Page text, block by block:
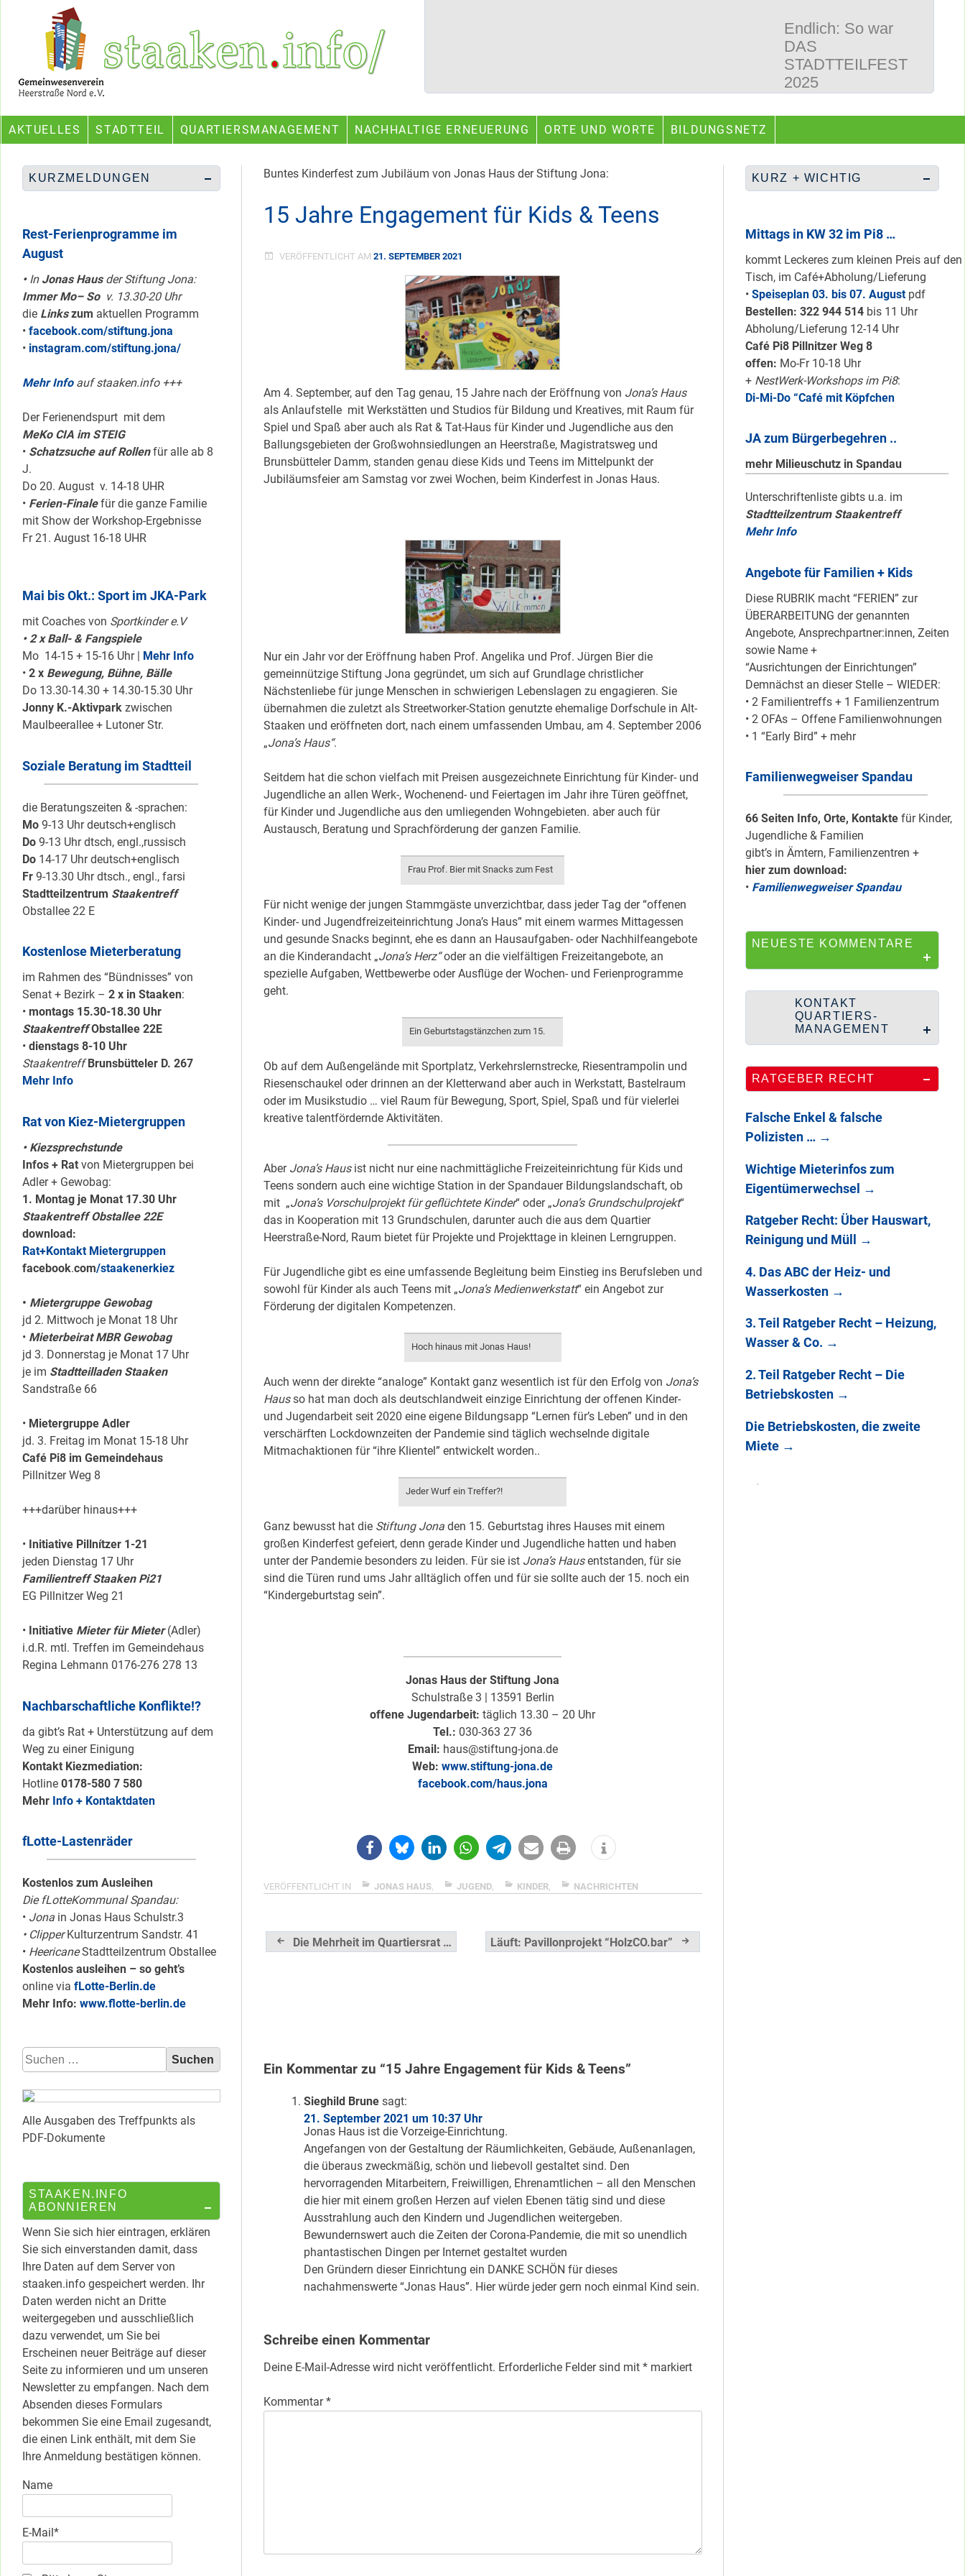
Ein Projekt des Gemeinwesenvereins Heerstraße Nord
AKTUELLES STADTTEIL QUARTIERSMANAGEMENT NACHHALTIGE ERNEUERUNG ORTE UND WORTE BILDUNGSNETZ
Buntes Kinderfest zum Jubiläum von Jonas Haus der Stiftung Jona:
15 Jahre Engagement für Kids & Teens
VERÖFFENTLICHT AM 21. SEPTEMBER 2021
Am 4. September, auf den Tag genau, 15 Jahre nach der Eröffnung von Jona’s Haus
als Anlaufstelle mit Werkstätten und Studios für Bildung und Kreatives, mit Raum für
Spiel und Spaß aber auch als Rat & Tat-Haus für Kinder und Jugendliche aus den
Ballungsgebieten der Großwohnsiedlungen an Heerstraße, Magistratsweg und
Brunsbütteler Damm, standen genau diese Kids und Teens im Mittelpunkt der
Jubiläumsfeier am Samstag vor zwei Wochen, beim Kinderfest in Jonas Haus.
Nur ein Jahr vor der Eröffnung haben Prof. Angelika und Prof. Jürgen Bier die
gemeinnützige Stiftung Jona gegründet, um sich auf Grundlage christlicher
Nächstenliebe für junge Menschen in schwierigen Lebenslagen zu engagieren. Sie
übernahmen die zuletzt als Streetworker-Station genutzte ehemalige Dorfschule in Alt-
Staaken und eröffneten dort, nach einem umfassenden Umbau, am 4. September 2006
„Jona’s Haus“.
Seitdem hat die schon vielfach mit Preisen ausgezeichnete Einrichtung für Kinder- und
Jugendliche an allen Werk-, Wochenend- und Feiertagen im Jahr ihre Türen geöffnet,
für Kinder und Jugendliche aus den umliegenden Wohngebieten. aber auch für
Austausch, Beratung und Sprachförderung der ganzen Familie.
Frau Prof. Bier mit Snacks zum Fest
Für nicht wenige der jungen Stammgäste unverzichtbar, dass jeder Tag der “offenen
Kinder- und Jugendfreizeiteinrichtung Jona’s Haus” mit einem warmes Mittagessen
und gesunde Snacks beginnt, ehe es dann an Hausaufgaben- oder Nachhilfeangebote
an die Kinderandacht „Jona’s Herz“oder an die vielfältigen Freizeitangebote, an
spezielle Aufgaben, Wettbewerbe oder Ausflüge der Wochen- und Ferienprogramme
geht.
Ein Geburtstagstänzchen zum 15.
Ob auf dem Außengelände mit Sportplatz, Verkehrslernstrecke, Riesentrampolin und
Riesenschaukel oder drinnen an der Kletterwand aber auch in Werkstatt, Bastelraum
oder im Musikstudio … viel Raum für Bewegung, Sport, Spiel, Spaß und für vielerlei
kreative talentfördernde Aktivitäten.
Aber Jona’s Hausist nicht nur eine nachmittägliche Freizeiteinrichtung für Kids und
Teens sondern auch eine wichtige Station in der Spandauer Bildungslandschaft, ob
mit „Jona’s Vorschulprojekt für geflüchtete Kinder“ oder „Jona’s Grundschulprojekt“
das in Kooperation mit 13 Grundschulen, darunter auch die aus dem Quartier
Heerstraße-Nord, Raum bietet für Projekte und Projekttage in kleinen Lerngruppen.
Für Jugendliche gibt es eine umfassende Begleitung beim Einstieg ins Berufsleben und
sowohl für Kinder als auch Teens mit „Jona’s Medienwerkstatt“ ein Angebot zur
Förderung der digitalen Kompetenzen.
Hoch hinaus mit Jonas Haus!
Auch wenn der direkte “analoge” Kontakt ganz wesentlich ist für den Erfolg von Jona’s
Hausso hat man doch als deutschlandweit einzige Einrichtung der offenen Kinder-
und Jugendarbeit seit 2020 eine eigene Bildungsapp “Lernen für’s Leben” und in den
verschärften Lockdownzeiten der Pandemie sind täglich wechselnde digitale
Mitmachaktionen für “ihre Klientel” entwickelt worden..
Jeder Wurf ein Treffer?!
Ganz bewusst hat die Stiftung Jonaden 15. Geburtstag ihres Hauses mit einem
großen Kinderfest gefeiert, denn gerade Kinder und Jugendliche hatten und haben
unter der Pandemie besonders zu leiden. Für sie ist Jona’s Hausentstanden, für sie
sind die Türen rund ums Jahr alltäglich offen und für sie sollte auch der 15. noch ein
“Kindergeburtstag sein”.
Jonas Haus der Stiftung Jona
Schulstraße 3 | 13591 Berlin
offene Jugendarbeit: täglich 13.30 – 20 Uhr
Tel.: 030-363 27 36
Email: haus@stiftung-jona.de
Web: www.stiftung-jona.de
facebook.com/haus.jona
VERÖFFENTLICHT IN JONAS HAUS, JUGEND, KINDER, NACHRICHTEN
Beitragsnavigation
Die Mehrheit im Quartiersrat … Läuft: Pavillonprojekt “HolzCO.bar”
Ein Kommentar zu “15 Jahre Engagement für Kids & Teens”
Sieghild Brune sagt:
21. September 2021 um 10:37 Uhr
Jonas Haus ist die Vorzeige-Einrichtung.
Angefangen von der Gestaltung der Räumlichkeiten, Gebäude, Außenanlagen,
die überaus zweckmäßig, schön und liebevoll gestaltet sind. Den
hervorragenden Mitarbeitern, Freiwilligen, Ehrenamtlichen – all den Menschen
die hier mit einem großen Herzen auf vielen Ebenen tätig sind und diese
Ausstrahlung auch den Kindern und Jugendlichen weitergeben.
Bewundernswert auch die Zeiten der Corona-Pandemie, die mit so unendlich
phantastischen Dingen per Internet gestaltet wurden
Den Gründern dieser Einrichtung ein DANKE SCHÖN für dieses
nachahmenswerte “Jonas Haus”. Hier würde jeder gern noch einmal Kind sein.
Schreibe einen Kommentar
Deine E-Mail-Adresse wird nicht veröffentlicht. Erforderliche Felder sind mit *markiert
Kommentar*
KURZMELDUNGEN
Rest-Ferienprogramme im
August
•InJonas Hausder Stiftung Jona:
Immer Mo– So v. 13.30-20 Uhr
die Linkszum aktuellen Programm
• facebook.com/stiftung.jona
• instagram.com/stiftung.jona/
Mehr Infoauf staaken.info +++
Der Ferienendspurt mit dem
MeKo CIA im STEIG
• Schatzsuche auf Rollenfür alle ab 8
J.
Do 20. August v. 14-18 UHR
• Ferien-Finalefür die ganze Familie
mit Show der Workshop-Ergebnisse
Fr 21. August 16-18 UHR
Mai bis Okt.: Sport im JKA-Park
mit Coaches von Sportkinder e.V
• 2 x Ball- & Fangspiele
Mo 14-15 + 15-16 Uhr |
Mehr Info
• 2 x Bewegung, Bühne, Bälle
Do 13.30-14.30 + 14.30-15.30 Uhr
Jonny K.-Aktivpark zwischen
Maulbeerallee + Lutoner Str.
Soziale Beratung im Stadtteil
die Beratungszeiten & -sprachen:
Mo 9-13 Uhr deutsch+englisch
Do 9-13 Uhr dtsch, engl.,russisch
Do 14-17 Uhr deutsch+englisch
Fr 9-13.30 Uhr dtsch., engl., farsi
Stadtteilzentrum Staakentreff
Obstallee 22 E
Kostenlose Mieterberatung
im Rahmen des “Bündnisses” von
Senat + Bezirk – 2 x in Staaken:
• montags 15.30-18.30 Uhr
Staakentreff Obstallee 22E
• dienstags 8-10 Uhr
Staakentreff Brunsbütteler D. 267
Mehr Info
Rat von Kiez-Mietergruppen
• Kiezsprechstunde
Infos + Rat von Mietergruppen bei
Adler + Gewobag:
1. Montag je Monat 17.30 Uhr
Staakentreff Obstallee 22E
download:
Rat+Kontakt Mietergruppen
facebook.com/staakenerkiez
• Mietergruppe Gewobag
jd 2. Mittwoch je Monat 18 Uhr
• Mieterbeirat MBR Gewobag
jd 3. Donnerstag je Monat 17 Uhr
je im Stadtteilladen Staaken
Sandstraße 66
• Mietergruppe Adler
jd. 3. Freitag im Monat 15-18 Uhr
Café Pi8 im Gemeindehaus
Pillnitzer Weg 8
+++darüber hinaus+++
• Initiative Pillnítzer 1-21
jeden Dienstag 17 Uhr
Familientreff Staaken Pi21
EG Pillnitzer Weg 21
• Initiative Mieter für Mieter(Adler)
i.d.R. mtl. Treffen im Gemeindehaus
Regina Lehmann 0176-276 278 13
Nachbarschaftliche Konflikte!?
da gibt’s Rat + Unterstützung auf dem
Weg zu einer Einigung
Kontakt Kiezmediation:
Hotline 0178-580 7 580
Mehr Info + Kontaktdaten
fLotte-Lastenräder
Kostenlos zum Ausleihen
Die fLotteKommunal Spandau:
• Jona in Jonas Haus Schulstr.3
• ClipperKulturzentrum Sandstr. 41
• HeericaneStadtteilzentrum Obstallee
Kostenlos ausleihen – so geht’s
online via fLotte-Berlin.de
Mehr Info: www.flotte-berlin.de
Suchen
nach:
Alle Ausgaben des Treffpunkts als
PDF-Dokumente
STAAKEN.INFO
ABONNIEREN
Wenn Sie sich hier eintragen, erklären
Sie sich einverstanden damit, dass
Ihre Daten auf dem Server von
staaken.info gespeichert werden. Ihr
Daten werden nicht an Dritte
weitergegeben und ausschließlich
dazu verwendet, um Sie bei
Erscheinen neuer Beiträge auf dieser
Seite zu informieren und um unseren
Newsletter zu empfangen. Nach dem
Absenden dieses Formulars
bekommen Sie eine Email zugesandt,
die einen Link enthält, mit dem Sie
Ihre Anmeldung bestätigen können.
Name
E-Mail*
KURZ + WICHTIG
Mittags in KW 32 im Pi8 …
kommt Leckeres zum kleinen Preis auf den
Tisch, im Café+Abholung/Lieferung
• Speiseplan 03. bis 07. August pdf
Bestellen: 322 944 514bis 11 Uhr
Abholung/Lieferung 12-14 Uhr
Café Pi8 Pillnitzer Weg 8
offen: Mo-Fr 10-18 Uhr
+ NestWerk-Workshops im Pi8:
Di-Mi-Do “Café mit Köpfchen
JA zum Bürgerbegehren ..
mehr Milieuschutz in Spandau
Unterschriftenliste gibts u.a. im
Stadtteilzentrum Staakentreff
Mehr Info
Angebote für Familien + Kids
Diese RUBRIK macht “FERIEN” zur
ÜBERARBEITUNG der genannten
Angebote, Ansprechpartner:innen, Zeiten
sowie Name +
“Ausrichtungen der Einrichtungen”
Demnächst an dieser Stelle – WIEDER:
• 2 Familientreffs + 1 Familienzentrum
• 2 OFAs – Offene Familienwohnungen
• 1 “Early Bird” + mehr
Familienwegweiser Spandau
66 Seiten Info, Orte, Kontakte für Kinder,
Jugendliche & Familien
gibt’s in Ämtern, Familienzentren +
hier zum download:
• Familienwegweiser Spandau
NEUESTE KOMMENTARE
KONTAKT
QUARTIERS-
MANAGEMENT
RATGEBER RECHT
Falsche Enkel & falsche
Polizisten … →
Wichtige Mieterinfos zum
Eigentümerwechsel →
Ratgeber Recht: Über Hauswart,
Reinigung und Müll
→
4. Das ABC der Heiz- und
Wasserkosten →
3. Teil Ratgeber Recht – Heizung,
Wasser & Co. →
2. Teil Ratgeber Recht – Die
Betriebskosten →
Die Betriebskosten, die zweite
Miete →
Endlich: So war
DAS
STADTTEILFEST
2025
Wegbereiter &
geht & sich
ABSCHAFFEN!
Nur grüne & gelbe
Karten für den
neuen Quartiersrat
2023-25 …
Ein echtes “PLUS”
Nord …
Staaken: Immer
schön sauber
halten!
Neuer Look für’s
#Nachbarschaftmachen
Mit dem
“Redemobil” im
Kiez unterwegs …
Lokale Register-
Anlaufstelle in
Staaken
Silber für
Bildungsnetz
HipHop-Video: Das
ist Mein Viertel!
Mit Mieter-Kohle
auf Senats-Kohle
zwei Hahnebergen
kam
100 Jahre
Heerstraße